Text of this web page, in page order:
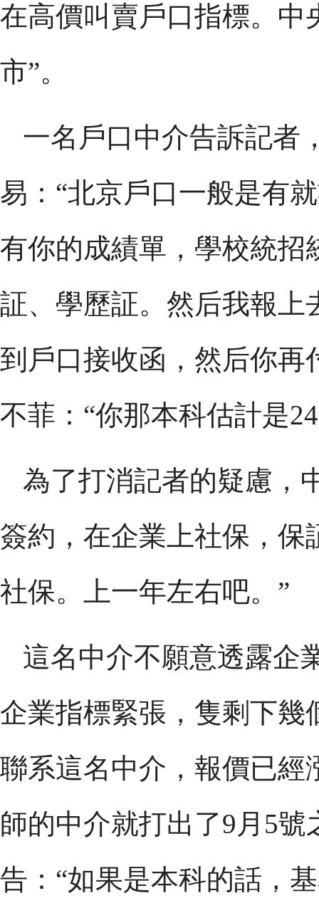
在高價叫賣戶口指標。中
市”。
一名戶口中介告訴記者
易：“北京戶口一般是有
有你的成績單，學校統招
証、學歷証。然后我報上
到戶口接收函，然后你再
不菲：“你那本科估計是
為了打消記者的疑慮，
簽約，在企業上社保，保
社保。上一年左右吧。”
這名中介不願意透露企
企業指標緊張，隻剩下幾
聯系這名中介，報價已經
師的中介就打出了9月5
告：“如果是本科的話，